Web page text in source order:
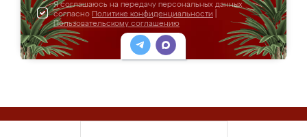
Я соглашаюсь на передачу персональных данных
согласно Политике конфиденциальности
Пользовательскому соглашению